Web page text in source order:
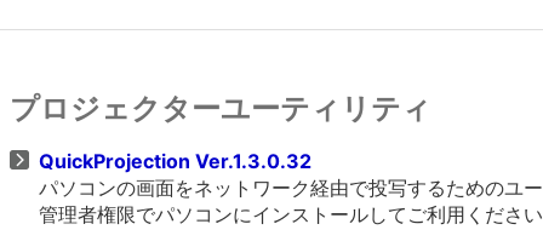
プロジェクターユーティリティ
QuickProjection Ver.1.3.0.32
パソコンの画面をネットワーク経由で投写するためのユ
管理者権限でパソコンにインストールしてご利用くださ